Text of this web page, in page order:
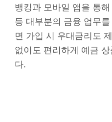
뱅킹과 모바일 앱을 통
등 대부분의 금융 업무
면 가입 시 우대금리도
없이도 편리하게 예금
다.